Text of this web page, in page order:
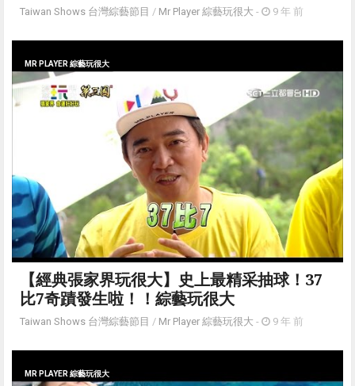
Taiwan Shows 台灣綜藝節目 / Mr Player 綜藝玩很大 - 9 年 前
MR PLAYER 綜藝玩很大
【經典張家界玩很大】史上最精采抽球！37
比7奇蹟發生啦！！綜藝玩很大
Taiwan Shows 台灣綜藝節目 / Mr Player 綜藝玩很大 - 9 年 前
MR PLAYER 綜藝玩很大